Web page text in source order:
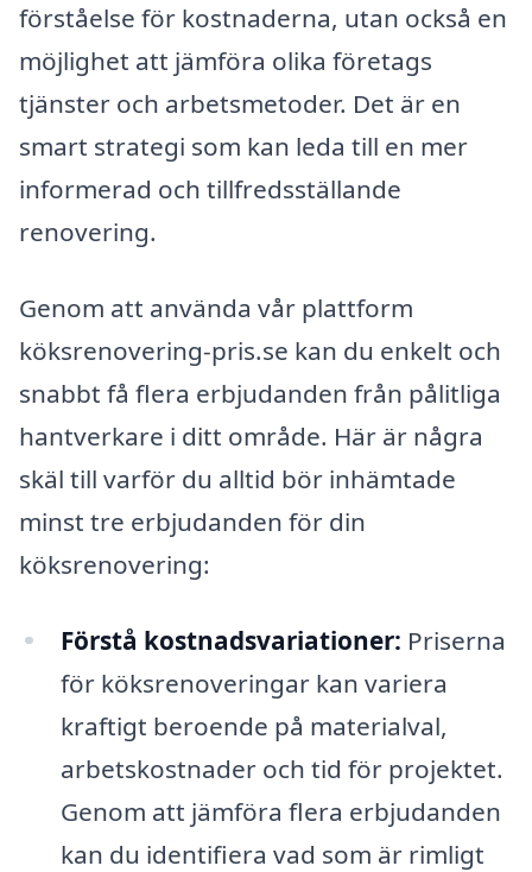
förståelse för kostnaderna, utan också en
möjlighet att jämföra olika företags
tjänster och arbetsmetoder. Det är en
smart strategi som kan leda till en mer
informerad och tillfredsställande
renovering.
Genom att använda vår plattform
köksrenovering-pris.se kan du enkelt och
snabbt få flera erbjudanden från pålitliga
hantverkare i ditt område. Här är några
skäl till varför du alltid bör inhämtade
minst tre erbjudanden för din
köksrenovering:
Förstå kostnadsvariationer: Priserna
för köksrenoveringar kan variera
kraftigt beroende på materialval,
arbetskostnader och tid för projektet.
Genom att jämföra flera erbjudanden
kan du identifiera vad som är rimligt